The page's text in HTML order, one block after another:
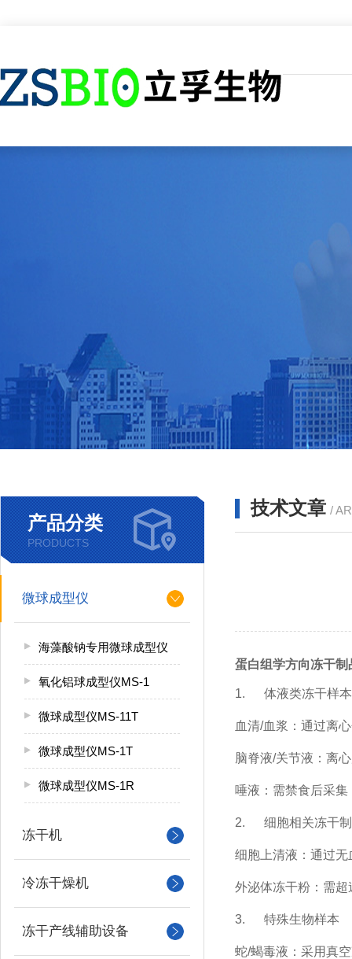
产品分类
PRODUCTS
微球成型仪
海藻酸钠专用微球成型仪
氧化铝球成型仪MS-1
微球成型仪MS-11T
微球成型仪MS-1T
微球成型仪MS-1R
冻干机
冷冻干燥机
冻干产线辅助设备
技术文章 /
蛋白组学方向冻干制
1. 体液类冻干样本
血清/血浆：通过离
脑脊液/关节液：离
唾液：需禁食后采
2. 细胞相关冻干
细胞上清液：通过
外泌体冻干粉：需
3. 特殊生物样本
蛇/蝎毒液：采用真